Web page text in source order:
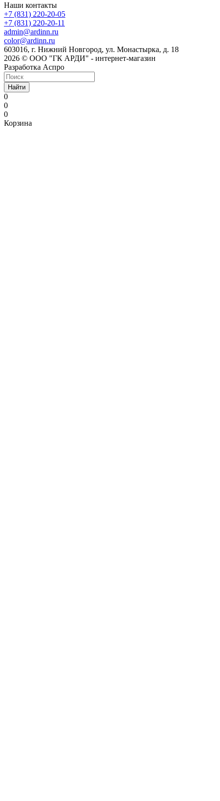
Наши контакты
+7 (831) 220-20-05
+7 (831) 220-20-11
admin@ardinn.ru
color@ardinn.ru
603016, г. Нижний Новгород, ул. Монастырка, д. 18
2026 © ООО "ГК АРДИ" - интернет-магазин
Разработка Аспро
Найти
0
0
0
Корзина